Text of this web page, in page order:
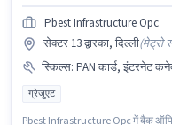
Pbest Infrastructure Opc
सेक्टर 13 द्वारका, दिल्ली(मेट्रो
स्किल्स: PAN कार्ड, इंटरनेट कनेक्शन, MS Word, ईमेल राइटिंग,
ग्रेजुएट
Pbest Infrastructure Opc में बैक